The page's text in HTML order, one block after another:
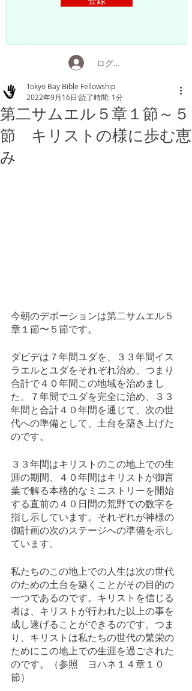
ログイン
第二サムエル５章１節～５
節 キリストの様に歩む恵
み
Tokyo Bay Bible Fellowship
2022年9月16日 読了時間: 1分
今朝のデボーションは第二サムエル５
章１節〜５節です。
ダビデは７年間ユダを、３３年間イス
ラエルとユダをそれぞれ治め、つまり
合計で４０年間この地域を治めまし
た。７年間でユダを完全に治め、３３
年間と合計４０年間を通じて、次の世
代への準備として、土台を築き上げた
のです。
３３年間はキリストのこの地上での生
涯の期間、４０年間はキリストが御言
葉で解る本格的なミニストリーを開始
する直前の４０日間の荒野での数字を
指し示しています。それぞれが神様の
御計画の次のステージへの準備を示し
ています。
私たちのこの地上での人生は次の世代
のための土台を築くことがその目的の
一つであるのです。キリストを信じる
者は、キリストが行われた以上の事を
成し遂げることができるのです。つま
り、キリストは私たちの世代の繁栄の
ためにこの地上での生涯を過ごされた
のです。（参照　ヨハネ１４章１０
節）